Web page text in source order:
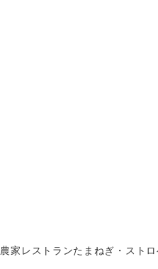
家レストランたまねぎ・スト